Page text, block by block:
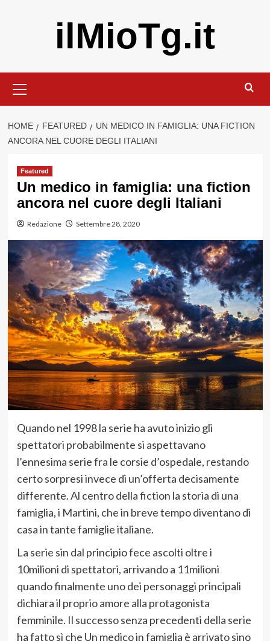
ilMioTg.it
principale
HOME FEATURED
UN MEDICO IN FAMIGLIA: UNA FICTION
ANCORA NEL CUORE DEGLI ITALIANI
Featured
Un medico in famiglia: una fiction
ancora nel cuore degli Italiani
Redazione Settembre 28, 2020
Quando nel 1998 la serie ha avuto inizio gli
spettatori probabilmente si aspettavano
l’ennesima serie fra le corsie d’ospedale, restando
certo sorpresi invece di un’offerta decisamente
differente. Al centro della fiction la storia di una
famiglia, i Martini, che in breve tempo diventano di
casa in tante famiglie italiane.
La serie sin dal principio fece ascolti oltre i
10milioni di spettatori, arrivando a 11milioni
quando finalmente uno dei personaggi principali
dichiara il proprio amore alla protagonista
femminile. Il successo senza precedenti della serie
ha fatto sì che Un medico in famiglia è arrivato sino